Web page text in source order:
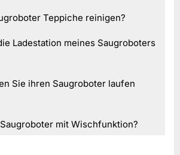
Teppiche reinigen?
Ladestation meines Saugroboters
Sie ihren Saugroboter laufen
mit Wischfunktion?